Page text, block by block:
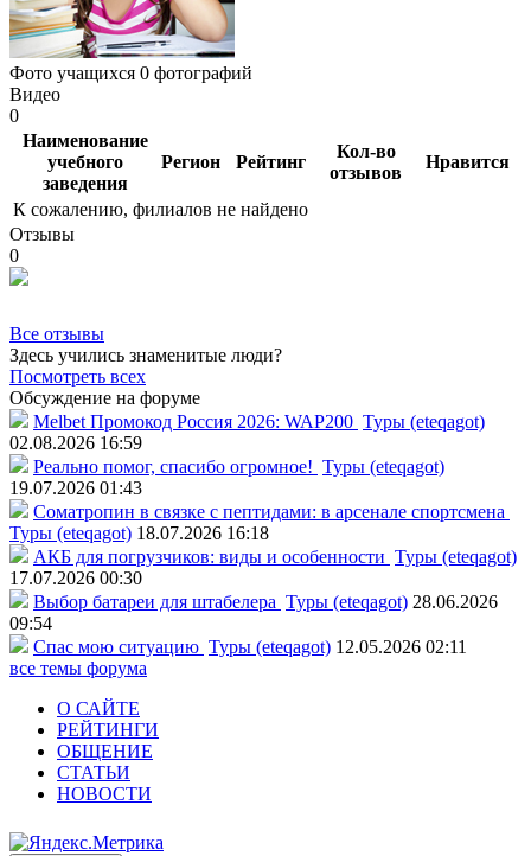
Фото учащихся 0 фотографий
Видео
0
Наименование
учебного
заведения
Регион Рейтинг
Кол-во
отзывов
Нравится
К сожалению, филиалов не найдено
Отзывы
0
Все отзывы
Здесь учились знаменитые люди?
Посмотреть всех
Обсуждение на форуме
Melbet Промокод Россия 2026: WAP200 Туры (eteqagot)
02.08.2026 16:59
Реально помог, спасибо огромное! Туры (eteqagot)
19.07.2026 01:43
Соматропин в связке с пептидами: в арсенале спортсмена
Туры (eteqagot) 18.07.2026 16:18
АКБ для погрузчиков: виды и особенности Туры (eteqagot)
17.07.2026 00:30
Выбор батареи для штабелера Туры (eteqagot) 28.06.2026
09:54
Спас мою ситуацию Туры (eteqagot) 12.05.2026 02:11
все темы форума
О САЙТЕ
РЕЙТИНГИ
ОБЩЕНИЕ
СТАТЬИ
НОВОСТИ